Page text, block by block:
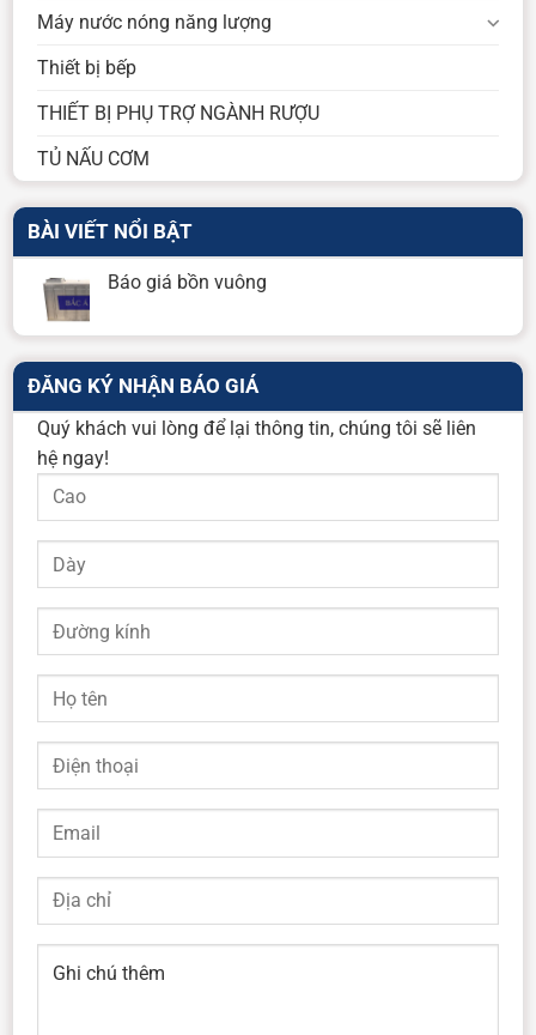
Máy nước nóng năng lượng
Thiết bị bếp
THIẾT BỊ PHỤ TRỢ NGÀNH RƯỢU
TỦ NẤU CƠM
BÀI VIẾT NỔI BẬT
Báo giá bồn vuông
ĐĂNG KÝ NHẬN BÁO GIÁ
Quý khách vui lòng để lại thông tin, chúng tôi sẽ liên
hệ ngay!